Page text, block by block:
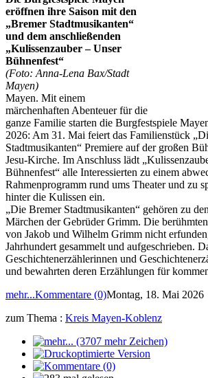
eröffnen ihre Saison mit den
„Bremer Stadtmusikanten“
und dem anschließenden
„Kulissenzauber – Unser
Bühnenfest“
(Foto: Anna-Lena Bax/Stadt
Mayen)
Mayen. Mit einem
märchenhaften Abenteuer für die
ganze Familie starten die Burgfestspiele
2026: Am 31. Mai feiert das Familienstück
Stadtmusikanten“ Premiere auf der großen
Jesu-Kirche. Im Anschluss lädt
Bühnenfest“ alle Interessierten zu einem
Rahmenprogramm rund ums Theater und zu
hinter die Kulissen ein.
„Die Bremer Stadtmusikanten“ gehören zu
Märchen der Gebrüder Grimm. Die
von Jakob und Wilhelm Grimm nicht
Jahrhundert gesammelt und aufgeschrieben.
Geschichtenerzählerinnen und
und bewahrten deren Erzählungen für
mehr...Kommentare (0)Montag, 18. Mai 2026
zum Thema : Kreis Mayen-Koblenz